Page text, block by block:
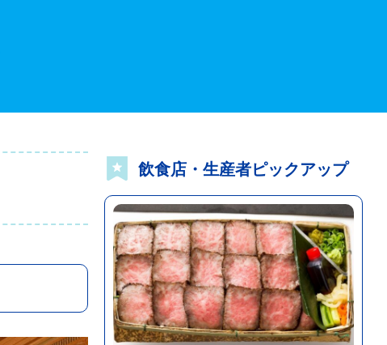
飲食店・生産者ピックアップ